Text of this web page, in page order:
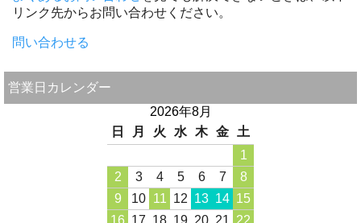
リンク先からお問い合わせください。
問い合わせる
営業日カレンダー
2026年8月
日
月 火 水 木 金
土
1
2
3 4 5 6 7
8
9
10 11 12 13 14 15
16 17 18 19 20 21 22